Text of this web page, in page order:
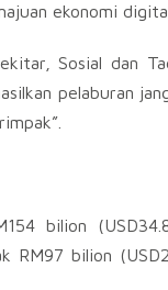
ekonomi
Sosial dan
pelaburan
bilion
RM97 bilion